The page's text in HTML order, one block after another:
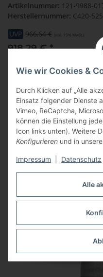
Alle
Wie wir Cookies &
Durch Klicken auf „Alle
Einsatz folgender Dienste
Vimeo, ReCaptcha,
können die Einstellung
Icon links unten). Weitere
Konfigurieren und in
Impressum Datenschutz
Artikelnummer: 121-9988-
Herstellernummer: C420-
UVP 966,64 € (inkl. 19% MwSt.)
918,29 €*
Artikel 1